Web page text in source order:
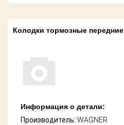
Колодки тормозные передние
Информация о детали:
Производитель: WAGNER